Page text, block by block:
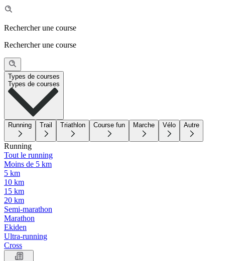
Rechercher une course
Rechercher une course
Types de courses
Types de courses
Running Trail Triathlon Course fun Marche Vélo Autre
Running
Tout le running
Moins de 5 km
5 km
10 km
15 km
20 km
Semi-marathon
Marathon
Ekiden
Ultra-running
Cross